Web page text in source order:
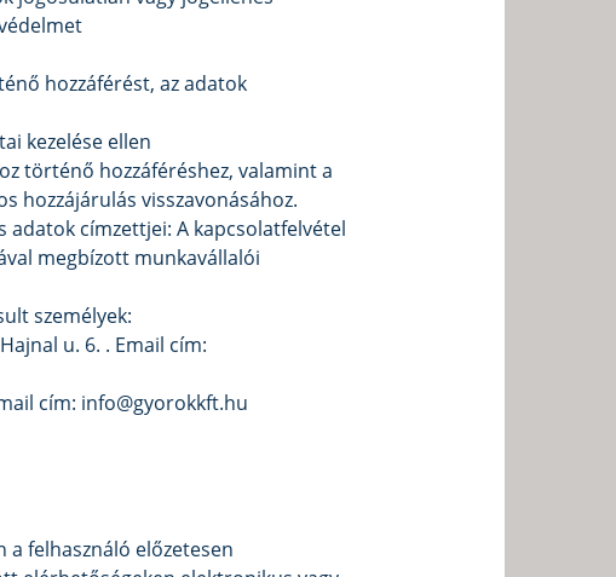
hozzáférést, az adatok
kezelése ellen
történő hozzáféréshez, valamint a
hozzájárulás visszavonásához.
adatok címzettjei: A kapcsolatfelvétel
megbízott munkavállalói
személyek:
u. 6. . Email cím:
cím: info@gyorokkft.hu
felhasználó előzetesen